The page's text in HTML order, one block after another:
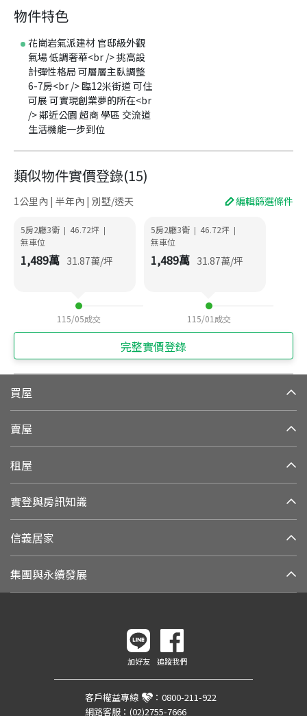
物件特色
花崗岩氣派建材 官邸級外觀
氣場 低調奢華<br /> 挑高設
計彈性格局 可層層主臥調整
6-7房<br /> 臨12米街道 可住
可展 可實現創業夢的所在<br
/> 鄰近公園 超商 學區 交流道
生活機能一步到位
類似物件實價登錄(15)
1公里內 | 半年內 | 別墅/透天 編輯篩選條件
5房2廳3衛 | 46.72坪 |
無車位
1,489萬 31.87萬/坪
115/05成交
5房2廳3衛 | 46.72坪 |
無車位
1,489萬 31.87萬/坪
115/01 成交
完整實價登錄
買屋
賣屋
租屋
實登與房訊知識
信義居家
集團與永續發展
加好友 追蹤我們
客戶權益專線 ： 0800-211-922
網路客服： (02)2755-7666